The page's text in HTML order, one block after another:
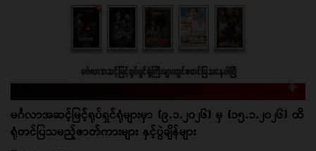
မင်္ဂလာအဆင့်မြင့်ရုပ်ရှင်ရုံများမှာ (၉.၁.၂၀၂၆) မှ (၁၅.၁.၂၀၂၆) ထိ
ရုံတင်ပြသမည့်ဇာတ်ကားများ နှင့်ပွဲချိန်များ